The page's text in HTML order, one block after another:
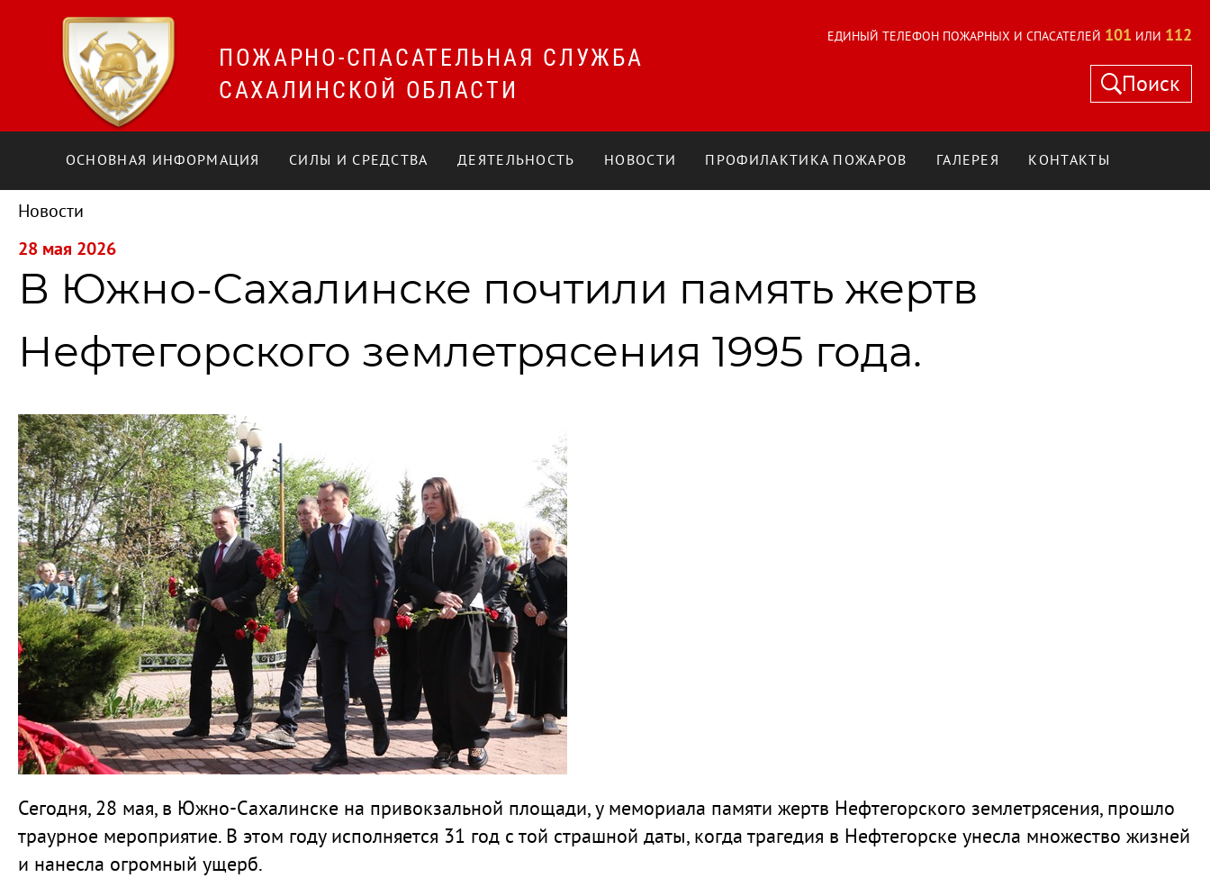
ПОЖАРНО-СПАСАТЕЛЬНАЯ СЛУЖБА
САХАЛИНСКОЙ ОБЛАСТИ
ЕДИНЫЙ ТЕЛЕФОН ПОЖАРНЫХ И СПАСАТЕЛЕЙ 101 ИЛИ 112
Поиск
ОСНОВНАЯ ИНФОРМАЦИЯ СИЛЫ И СРЕДСТВА ДЕЯТЕЛЬНОСТЬ НОВОСТИ ПРОФИЛАКТИКА ПОЖАРОВ ГАЛЕРЕЯ КОНТАКТЫ
Новости
В Южно-Сахалинске почтили память жертв
Нефтегорского землетрясения 1995 года.
Сегодня, 28 мая, в Южно-Сахалинске на привокзальной площади, у мемориала памяти жертв Нефтегорского землетрясения, прошло
траурное мероприятие. В этом году исполняется 31 год с той страшной даты, когда трагедия в Нефтегорске унесла множество жизней
и нанесла огромный ущерб.
28 мая 2026